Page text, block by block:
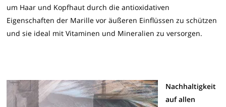
um Haar und Kopfhaut durch die antioxidativen
Eigenschaften der Marille vor äußeren Einflüssen zu schützen
und sie ideal mit Vitaminen und Mineralien zu versorgen.
Nachhaltigkeit
auf allen